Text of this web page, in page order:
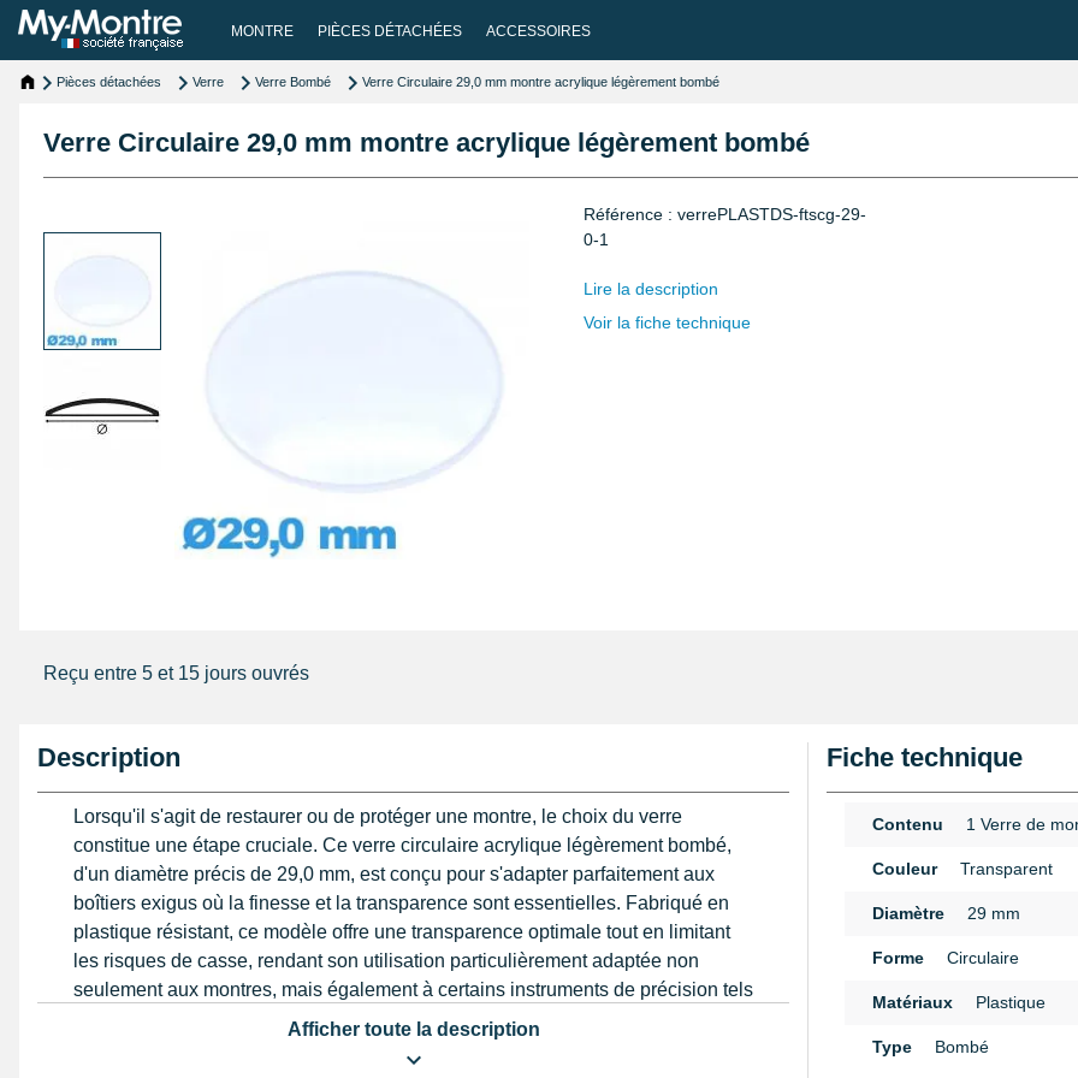
MONTRE PIÈCES DÉTACHÉES ACCESSOIRES
Pièces détachées Verre Verre Bombé Verre Circulaire 29,0 mm montre acrylique légèrement bombé
Verre Circulaire 29,0 mm montre acrylique légèrement bombé
Référence : verrePLASTDS-ftscg-29-
0-1
Lire la description
Voir la fiche technique
Reçu entre 5 et 15 jours ouvrés
Description
Lorsqu'il s'agit de restaurer ou de protéger une montre, le choix du verre
constitue une étape cruciale. Ce verre circulaire acrylique légèrement bombé,
d'un diamètre précis de 29,0 mm, est conçu pour s'adapter parfaitement aux
boîtiers exigus où la finesse et la transparence sont essentielles. Fabriqué en
plastique résistant, ce modèle offre une transparence optimale tout en limitant
les risques de casse, rendant son utilisation particulièrement adaptée non
seulement aux montres, mais également à certains instruments de précision tels
que les horloges murales, manomètres ou voltmètres.
La forme bombée de ce verre améliore la visibilité et réduit considérablement
Afficher toute la description
Fiche technique
Contenu 1 Verre de
Couleur Transparent
Diamètre 29 mm
Forme Circulaire
Matériaux Plastique
Type Bombé